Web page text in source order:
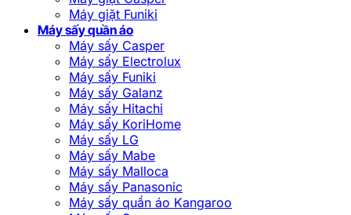
Máy giặt Funiki
Máy sấy quần áo
Máy sấy Casper
Máy sấy Electrolux
Máy sấy Funiki
Máy sấy Galanz
Máy sấy Hitachi
Máy sấy KoriHome
Máy sấy LG
Máy sấy Mabe
Máy sấy Malloca
Máy sấy Panasonic
Máy sấy quần áo Kangaroo